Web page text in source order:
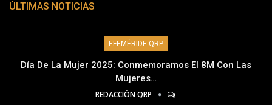
ÚLTIMAS NOTICIAS
EFEMÉRIDE QRP
Día De La Mujer 2025: Conmemoramos El 8M Con Las
Mujeres…
REDACCIÓN QRP